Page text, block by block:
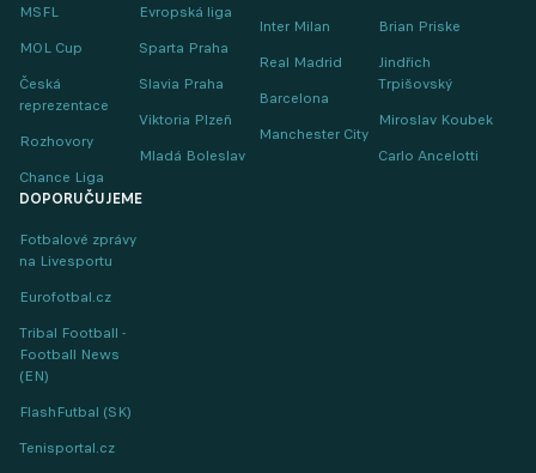
MSFL
MOL Cup
Česká
reprezentace
Rozhovory
Chance Liga
Evropská liga
Sparta Praha
Slavia Praha
Viktoria Plzeň
Mladá Boleslav
Inter Milan
Real Madrid
Barcelona
Manchester City
Brian Priske
Jindřich
Trpišovský
Miroslav Koubek
Carlo Ancelotti
DOPORUČUJEME
Fotbalové zprávy
na Livesportu
Eurofotbal.cz
Tribal Football -
Football News
(EN)
FlashFutbal (SK)
Tenisportal.cz